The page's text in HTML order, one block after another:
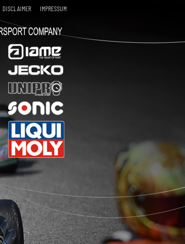
DISCLAIMER IMPRESSUM